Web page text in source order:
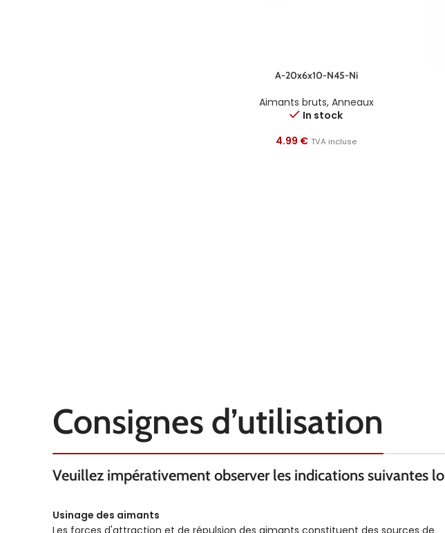
A-20x6x10-N45-Ni
Aimants bruts, Anneaux
In stock
4.99 € TVA incluse
Consignes d’utilisation
Veuillez impérativement observer les indications suivantes
Usinage des aimants
Les forces d'attraction et de répulsion des aimants constituent des sources de